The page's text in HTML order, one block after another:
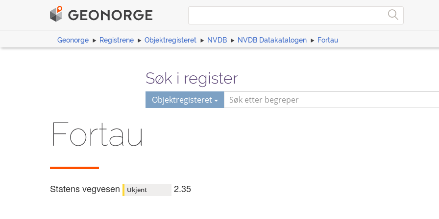
Geonorge Registrene Objektregisteret NVDB NVDB Datakatalogen Fortau
Søk i register
Objektregisteret
Fortau
Statens vegvesen Ukjent 2.35